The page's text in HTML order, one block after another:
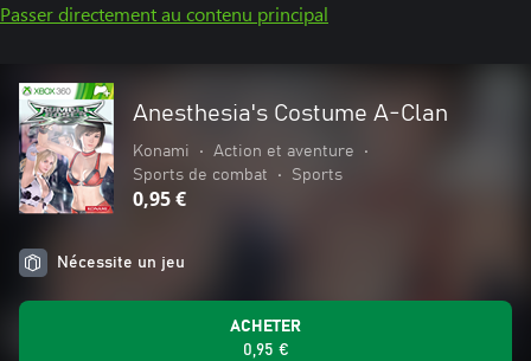
Passer directement au contenu principal
Anesthesia's Costume A-Clan
Konami • Action et aventure
•
Sports de combat
• Sports
0,95 €
Nécessite un jeu
ACHETER
0,95 €